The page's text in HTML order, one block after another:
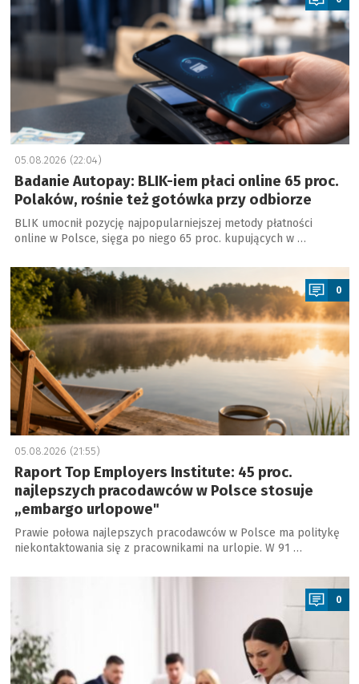
05.08.2026 (22:04)
Badanie Autopay: BLIK-iem płaci online 65 proc.
Polaków, rośnie też gotówka przy odbiorze
BLIK umocnił pozycję najpopularniejszej metody płatności
online w Polsce, sięga po niego 65 proc. kupujących w …
a
0
05.08.2026 (21:55)
Raport Top Employers Institute: 45 proc.
najlepszych pracodawców w Polsce stosuje
„embargo urlopowe"
Prawie połowa najlepszych pracodawców w Polsce ma politykę
niekontaktowania się z pracownikami na urlopie. W 91 …
0